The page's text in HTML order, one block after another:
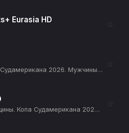
Eurasia HD ☆
Волейбол. Копа Судамерикана 2026. Мужчины. День 2. Прямая трансляция. Колумбия - Парагвай (12+)
☆
Волейбол. Женщины. Копа Судамерикана 2026 (Лима, Перу). День 3. Аргентина - Колумбия (12+)
☆